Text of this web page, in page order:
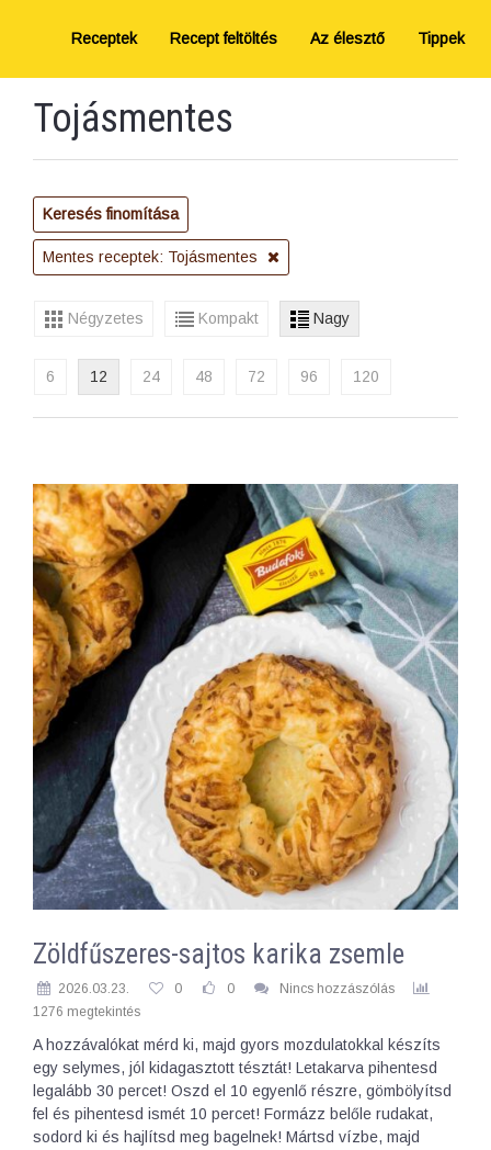
Receptek Recept feltöltés Az élesztő Tippek
Tojásmentes
Keresés finomítása
Mentes receptek: Tojásmentes
Négyzetes Kompakt Nagy
6 12 24 48 72 96 120
Zöldfűszeres-sajtos karika zsemle
2026.03.23. 0 0
Nincs hozzászólás
1276 megtekintés
A hozzávalókat mérd ki, majd gyors mozdulatokkal készíts
egy selymes, jól kidagasztott tésztát! Letakarva pihentesd
legalább 30 percet! Oszd el 10 egyenlő részre, gömbölyítsd
fel és pihentesd ismét 10 percet! Formázz belőle rudakat,
sodord ki és hajlítsd meg bagelnek! Mártsd vízbe, majd